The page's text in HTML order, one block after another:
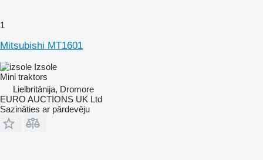
1
Mitsubishi MT1601
Izsole
Mini traktors
Lielbritānija, Dromore
EURO AUCTIONS UK Ltd
Sazināties ar pārdevēju